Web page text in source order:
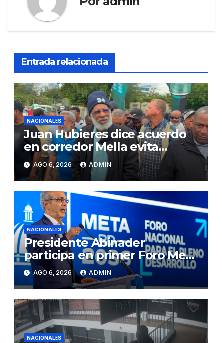
Entrada relacionada
NACIONALES
Juan Hubieres dice acuerdo
en corredor Mella evita
conflictos innecesarios
AGO 6, 2026 ADMIN
NACIONALES
Presidente Abinader
participa en primer Foro Meta
RD 2036 con miras a impulsar
el crecimiento económico,
fortalecer las instituciones y
elevar la productividad
AGO 6, 2026 ADMIN
NACIONALES